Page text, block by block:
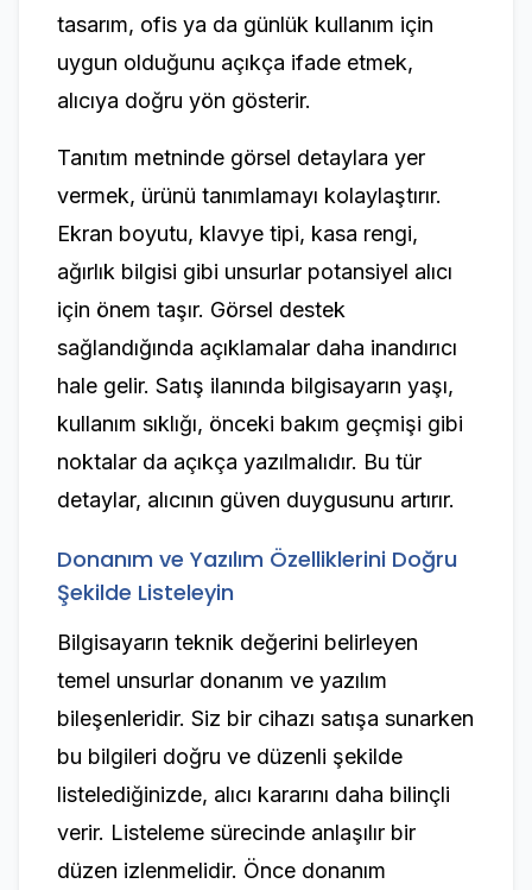
tasarım, ofis ya da günlük kullanım için
uygun olduğunu açıkça ifade etmek,
alıcıya doğru yön gösterir.
Tanıtım metninde görsel detaylara yer
vermek, ürünü tanımlamayı kolaylaştırır.
Ekran boyutu, klavye tipi, kasa rengi,
ağırlık bilgisi gibi unsurlar potansiyel alıcı
için önem taşır. Görsel destek
sağlandığında açıklamalar daha inandırıcı
hale gelir. Satış ilanında bilgisayarın yaşı,
kullanım sıklığı, önceki bakım geçmişi gibi
noktalar da açıkça yazılmalıdır. Bu tür
detaylar, alıcının güven duygusunu artırır.
Donanım ve Yazılım Özelliklerini Doğru
Şekilde Listeleyin
Bilgisayarın teknik değerini belirleyen
temel unsurlar donanım ve yazılım
bileşenleridir. Siz bir cihazı satışa sunarken
bu bilgileri doğru ve düzenli şekilde
listelediğinizde, alıcı kararını daha bilinçli
verir. Listeleme sürecinde anlaşılır bir
düzen izlenmelidir. Önce donanım